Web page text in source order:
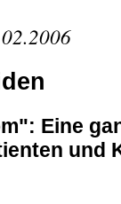
Eine
und